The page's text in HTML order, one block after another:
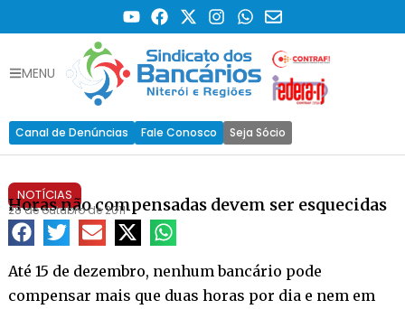
MENU
Canal de Denúncias Fale Conosco Seja Sócio
NOTÍCIAS
Horas não compensadas devem ser esquecidas
28 de outubro de 2011
Até 15 de dezembro, nenhum bancário pode
compensar mais que duas horas por dia e nem em